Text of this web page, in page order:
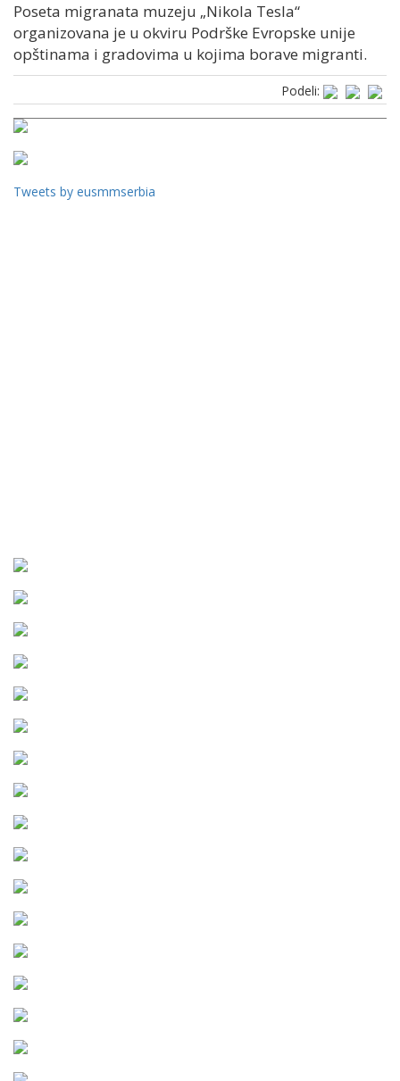
Poseta migranata muzeju „Nikola Tesla“
organizovana je u okviru Podrške Evropske unije
opštinama i gradovima u kojima borave migranti.
Podeli:
Tweets by eusmmserbia